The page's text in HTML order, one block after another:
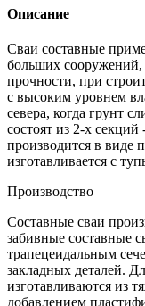
Описание
Сваи составные
больших
прочности, при
с высоким уровнем
севера, когда грунт
состоят из 2-х
производится в виде
изготавливается с
Производство
Составные сваи
забивные составные
трапецеидальным
закладных деталей.
изготавливаются из
добавлением